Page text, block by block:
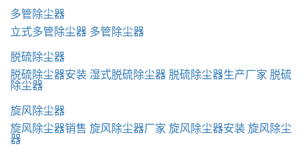
多管除尘器
立式多管除尘器 多管除尘器
脱硫除尘器
脱硫除尘器安装 湿式脱硫除尘器 脱硫除尘器生产厂家 脱硫
除尘器
旋风除尘器
旋风除尘器销售 旋风除尘器厂家 旋风除尘器安装 旋风除尘
器